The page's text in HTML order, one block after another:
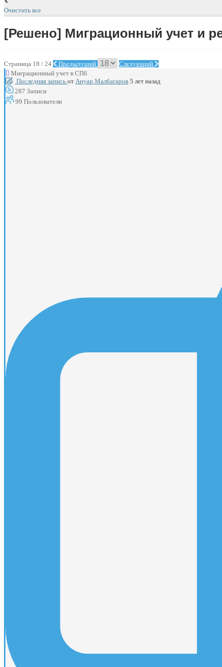
Очистить все
[Решено] Миграционный учет и
Страница 18 / 24 Предыдущий
Следующий
Миграционный учет в СПб
Последняя запись от Ануар Малбагаров 5 лет назад
287 Записи
99 Пользователи